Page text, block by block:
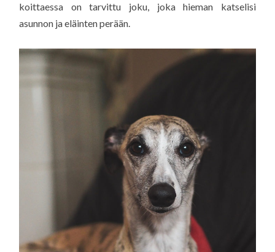
koittaessa on tarvittu joku, joka hieman katselisi
asunnon ja eläinten perään.